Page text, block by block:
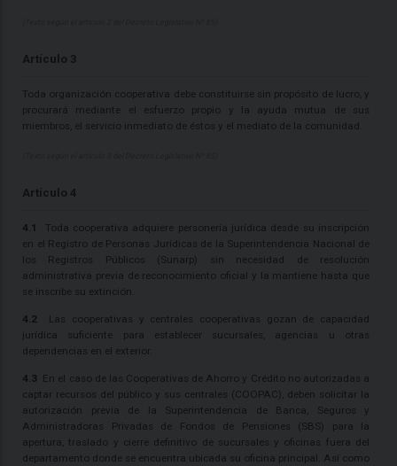
Artículo 3
Toda organización cooperativa debe constituirse sin propósito de lucro, y
procurará mediante el esfuerzo propio y la ayuda mutua de sus
miembros, el servicio inmediato de éstos y el mediato de la comunidad.
Artículo 4
4.1
Toda cooperativa adquiere personería jurídica desde su inscripción
en el Registro de Personas Jurídicas de la Superintendencia Nacional de
los Registros Públicos (Sunarp) sin necesidad de resolución
administrativa previa de reconocimiento oficial y la mantiene hasta que
se inscribe su extinción.
4.2 Las cooperativas y centrales cooperativas gozan de capacidad
jurídica suficiente para establecer sucursales, agencias u otras
dependencias en el exterior.
4.3 En el caso de las Cooperativas de Ahorro y Crédito no autorizadas a
captar recursos del público y sus centrales (COOPAC), deben solicitar la
autorización previa de la Superintendencia de Banca, Seguros y
Administradoras Privadas de Fondos de Pensiones (SBS) para la
apertura, traslado y cierre definitivo de sucursales y oficinas fuera del
departamento donde se encuentra ubicada su oficina principal. Así como